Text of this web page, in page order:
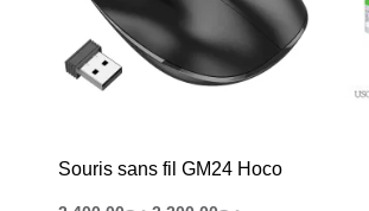
Souris sans fil GM24 Hoco